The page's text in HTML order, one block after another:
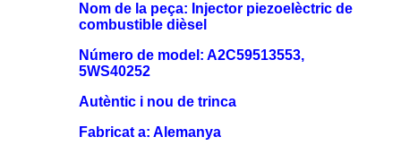
Nom de la peça: Injector piezoelèctric de
combustible dièsel
Número de model: A2C59513553,
5WS40252
Autèntic i nou de trinca
Fabricat a: Alemanya